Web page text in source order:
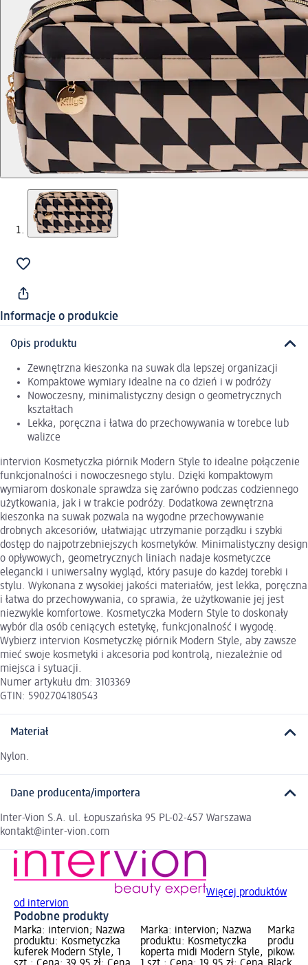
Informacje o produkcie
Opis produktu
Zewnętrzna kieszonka na suwak dla lepszej organizacji
Kompaktowe wymiary idealne na co dzień i w podróży
Nowoczesny, minimalistyczny design o geometrycznych
kształtach
Lekka, poręczna i łatwa do przechowywania w torebce lub
walizce
intervion Kosmetyczka piórnik Modern Style to idealne połączenie
funkcjonalności i nowoczesnego stylu. Dzięki kompaktowym
wymiarom doskonale sprawdza się zarówno podczas codziennego
użytkowania, jak i w trakcie podróży. Dodatkowa zewnętrzna
kieszonka na suwak pozwala na wygodne przechowywanie
drobnych akcesoriów, ułatwiając utrzymanie porządku i szybki
dostęp do najpotrzebniejszych kosmetyków. Minimalistyczny design
o opływowych, geometrycznych liniach nadaje kosmetyczce
elegancki i uniwersalny wygląd, który pasuje do każdej torebki i
stylu. Wykonana z wysokiej jakości materiałów, jest lekka, poręczna
i łatwa do przechowywania, co sprawia, że użytkowanie jej jest
niezwykle komfortowe. Kosmetyczka Modern Style to doskonały
wybór dla osób ceniących estetykę, funkcjonalność i wygodę.
Wybierz intervion Kosmetyczkę piórnik Modern Style, aby zawsze
mieć swoje kosmetyki i akcesoria pod kontrolą, niezależnie od
miejsca i sytuacji.
Numer artykułu dm: 3103369
GTIN: 5902704180543
Materiał
Nylon.
Dane producenta/importera
Inter-Vion S.A. ul. Łopuszańska 95 PL-02-457 Warszawa
kontakt@inter-vion.com
Więcej produktów
od intervion
Podobne produkty
Marka: intervion; Nazwa
produktu: Kosmetyczka
kuferek Modern Style, 1
Marka: intervion; Nazwa
produktu: Kosmetyczka
koperta midi Modern Style,
Marka: